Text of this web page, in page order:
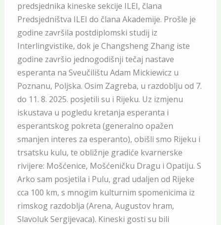
predsjednika kineske sekcije ILEI, člana
Predsjedništva ILEI do člana Akademije. Prošle je
godine završila postdiplomski studij iz
Interlingvistike, dok je Changsheng Zhang iste
godine završio jednogodišnji tečaj nastave
esperanta na Sveučilištu Adam Mickiewicz u
Poznanu, Poljska. Osim Zagreba, u razdoblju od 7.
do 11. 8. 2025. posjetili su i Rijeku. Uz izmjenu
iskustava u pogledu kretanja esperanta i
esperantskog pokreta (generalno opažen
smanjen interes za esperanto), obišli smo Rijeku i
trsatsku kulu, te obližnje gradiće kvarnerske
rivijere: Mošćenice, Mošćeničku Dragu i Opatiju. S
Arko sam posjetila i Pulu, grad udaljen od Rijeke
cca 100 km, s mnogim kulturnim spomenicima iz
rimskog razdoblja (Arena, Augustov hram,
Slavoluk Sergijevaca). Kineski gosti su bili